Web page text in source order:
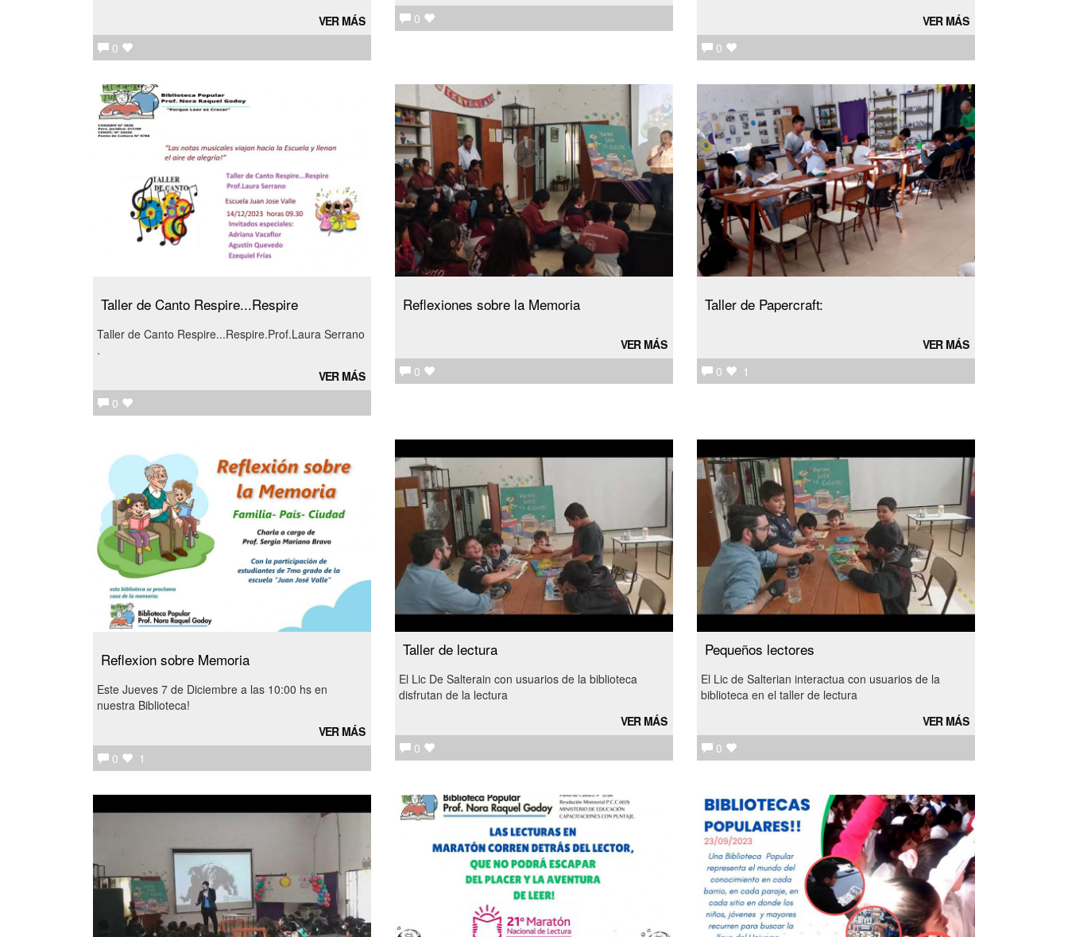
VER MÁS
0
0
VER MÁS
0
Taller de Canto Respire...Respire
Taller de Canto Respire...Respire.Prof.Laura Serrano
.
VER MÁS
0
Reflexiones sobre la Memoria
VER MÁS
0
Taller de Papercraft:
VER MÁS
0
1
Reflexion sobre Memoria
Este Jueves 7 de Diciembre a las 10:00 hs en
nuestra Biblioteca!
VER MÁS
0
1
Taller de lectura
El Lic De Salterain con usuarios de la biblioteca
disfrutan de la lectura
VER MÁS
0
Pequeños lectores
El Lic de Salterian interactua con usuarios de la
biblioteca en el taller de lectura
VER MÁS
0